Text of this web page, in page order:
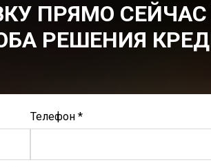
ПРЯМО
РЕШЕНИЯ
Телефон *